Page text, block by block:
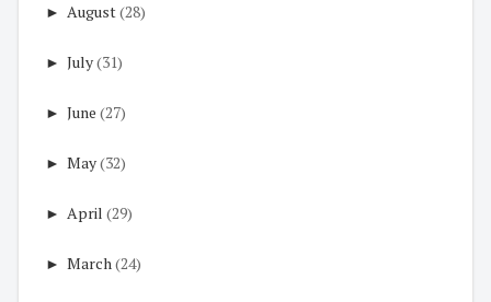
► August(28)
► July(31)
► June (27)
► May(32)
► April (29)
► March(24)